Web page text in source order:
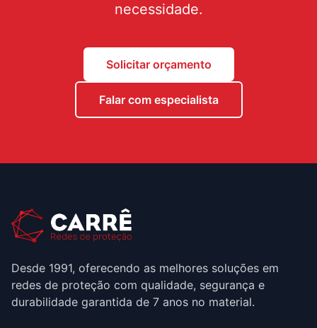
necessidade.
Solicitar orçamento
Falar com especialista
Desde 1991, oferecendo as melhores soluções em
redes de proteção com qualidade, segurança e
durabilidade garantida de 7 anos no material.